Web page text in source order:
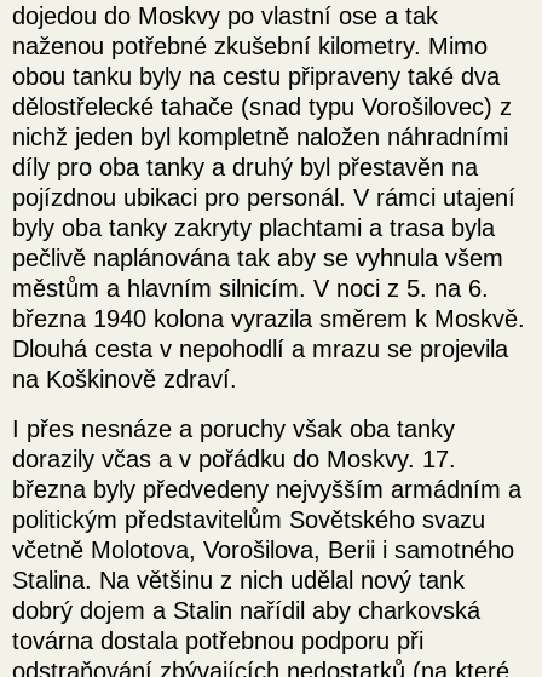
dojedou do Moskvy po vlastní ose a tak
naženou potřebné zkušební kilometry. Mimo
obou tanku byly na cestu připraveny také dva
dělostřelecké tahače (snad typu Vorošilovec) z
nichž jeden byl kompletně naložen náhradními
díly pro oba tanky a druhý byl přestavěn na
pojízdnou ubikaci pro personál. V rámci utajení
byly oba tanky zakryty plachtami a trasa byla
pečlivě naplánována tak aby se vyhnula všem
městům a hlavním silnicím. V noci z 5. na 6.
března 1940 kolona vyrazila směrem k Moskvě.
Dlouhá cesta v nepohodlí a mrazu se projevila
na Koškinově zdraví.
I přes nesnáze a poruchy však oba tanky
dorazily včas a v pořádku do Moskvy. 17.
března byly předvedeny nejvyšším armádním a
politickým představitelům Sovětského svazu
včetně Molotova, Vorošilova, Berii i samotného
Stalina. Na většinu z nich udělal nový tank
dobrý dojem a Stalin nařídil aby charkovská
továrna dostala potřebnou podporu při
odstraňování zbývajících nedostatků (na které